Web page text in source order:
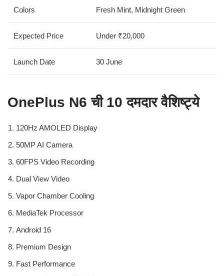
Colors Fresh Mint, Midnight Green
Expected Price Under ₹20,000
Launch Date 30 June
OnePlus N6 ची 10 दमदार वैशिष्ट्ये
120Hz AMOLED Display
50MP AI Camera
60FPS Video Recording
Dual View Video
Vapor Chamber Cooling
MediaTek Processor
Android 16
Premium Design
Fast Performance